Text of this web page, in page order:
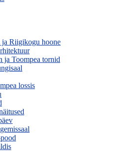
ja Riigikogu hoone
ja Toompea tornid
lossis